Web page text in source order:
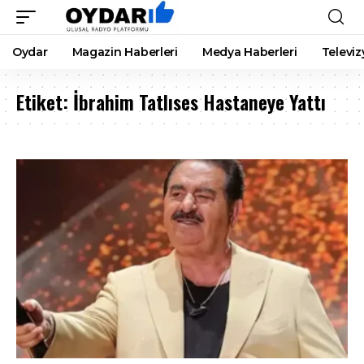
Oydar Magazin Haberleri Medya Haberleri
Etiket: İbrahim Tatlıses Hastaneye Yattı